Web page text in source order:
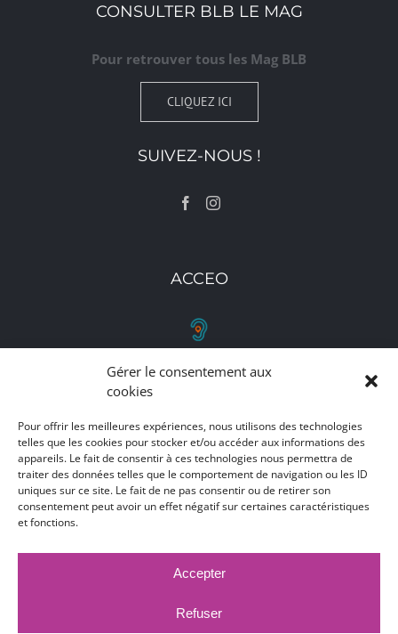
Gérer le consentement aux
cookies
Pour offrir les meilleures expériences, nous utilisons des technologies
telles que les cookies pour stocker et/ou accéder aux informations des
appareils. Le fait de consentir à ces technologies nous permettra de
traiter des données telles que le comportement de navigation ou les ID
uniques sur ce site. Le fait de ne pas consentir ou de retirer son
consentement peut avoir un effet négatif sur certaines caractéristiques
et fonctions.
Accepter
Refuser
CONSULTER BLB LE MAG
Pour retrouver tous les Mag BLB
CLIQUEZ ICI
SUIVEZ-NOUS !
ACCEO
RETROUVEZ-NOUS
Toutes nos adresses, coordonnées et horaires
d'ouverture
CLIQUEZ ICI
PUBLICATIONS LÉGALES